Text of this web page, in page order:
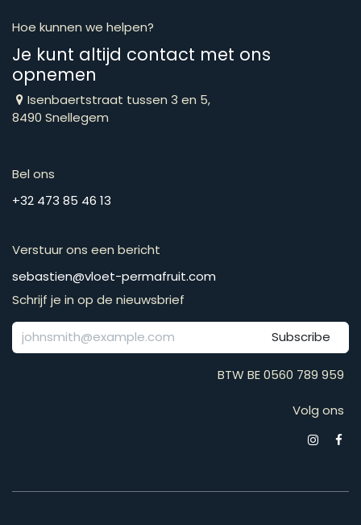
Hoe kunnen we helpen?
Je kunt altijd contact met ons
opnemen
Isenbaertstraat tussen 3 en 5,
8490 Snellegem
Bel ons
​​​​​​​​​​​​​​​​​​​​​​​+​3​2​ ​4​7​3​ ​8​5​ ​4​6​ ​1​3
Verstuur ons een bericht
​​​​​​​​​​​​​​​​​​​​​​​​​​​​s​e​b​a​s​t​i​e​n​@​v​l​o​e​t​-​p​e​r​m​a​f​r​u​it​.​c​o​m
Schrijf je in op de nieuwsbrief
Subscribe
BTW BE 0560 789 959
Volg ons